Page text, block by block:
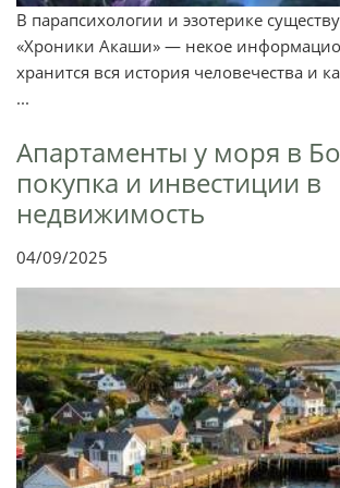
В парапсихологии и эзотерике
«Хроники Акаши» — некое
хранится вся история человечества и
...
Апартаменты у моря в
покупка и инвестиции в
недвижимость
04/09/2025